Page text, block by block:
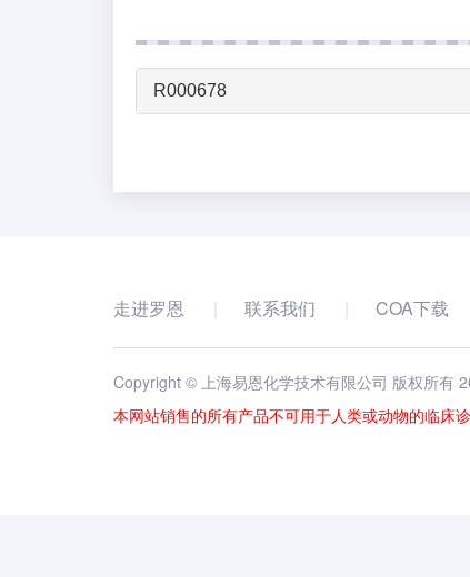
R000678
走进罗恩 联系我们 COA下载
Copyright © 上海易恩化学技术有限公司 版权所有
本网站销售的所有产品不可用于人类或动物的临床